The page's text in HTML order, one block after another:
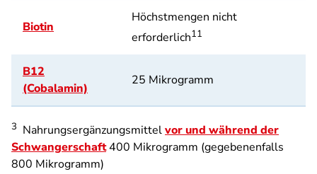
Biotin
Höchstmengen nicht
erforderlich11
B12
(Cobalamin)
25 Mikrogramm
3 Nahrungsergänzungsmittelvor und während der
Schwangerschaft400 Mikrogramm (gegebenenfalls
800 Mikrogramm)